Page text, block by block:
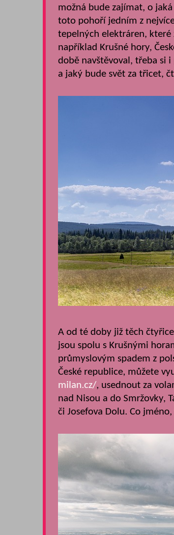
možná bude zajímat, o
toto pohoří jedním z
tepelných elektráren, které
například Krušné hory,
době navštěvoval, třeba si
a jaký bude svět za třicet,
A od té doby již těch
jsou spolu s Krušnými
průmyslovým spadem z
České republice, můžete
milan.cz/, usednout za
nad Nisou a do Smržovky,
či Josefova Dolu. Co